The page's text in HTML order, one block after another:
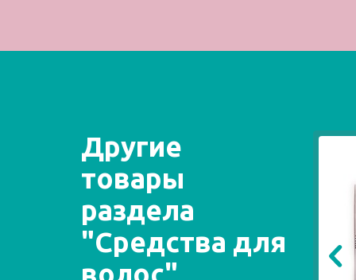
Другие
товары
раздела
"Средства для